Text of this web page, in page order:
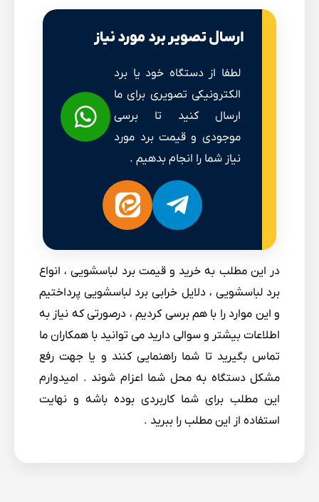
ارسال تصویر برد مورد نیاز
لطفا از دستگاه خود یا برد
الکترونیکی تصویری برای ما
ارسال کنید تا برسی
موجودی و قیمت برد مورد
نیاز شما را انجام بدهیم .
در این مطلب به خرید و قیمت برد لباسشویی ، انواع
برد لباسشویی ، دلایل خرابی برد لباسشویی پرداختیم
و این موارد را با هم برسی کردیم ، درصورتی که نیاز به
اطلاعات بیشتر و سوالی دارید می توانید با همکاران ما
تماس بگیرید تا شما راهنمایی کنند و یا جهت رفع
مشکل دستگاه به محل شما اعزام شوند . امیدوارم
این مطلب برای شما کاربردی بوده باشه و نهایت
استفاده از این مطلب را ببرید .